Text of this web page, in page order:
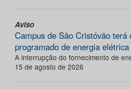
Aviso
Campus de São Cristóvão terá
programado de energia elétrica
A interrupção do fornecimento de
15 de agosto de 2026